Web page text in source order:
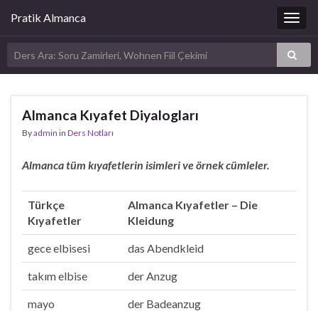
Pratik Almanca
Almanca Kıyafet Diyalogları
Byadmin in Ders Notları
Almanca tüm kıyafetlerin isimleri ve örnek cümleler.
Türkçe
Kıyafetler
Almanca Kıyafetler – Die
Kleidung
gece elbisesi das Abendkleid
takım elbise der Anzug
mayo der Badeanzug